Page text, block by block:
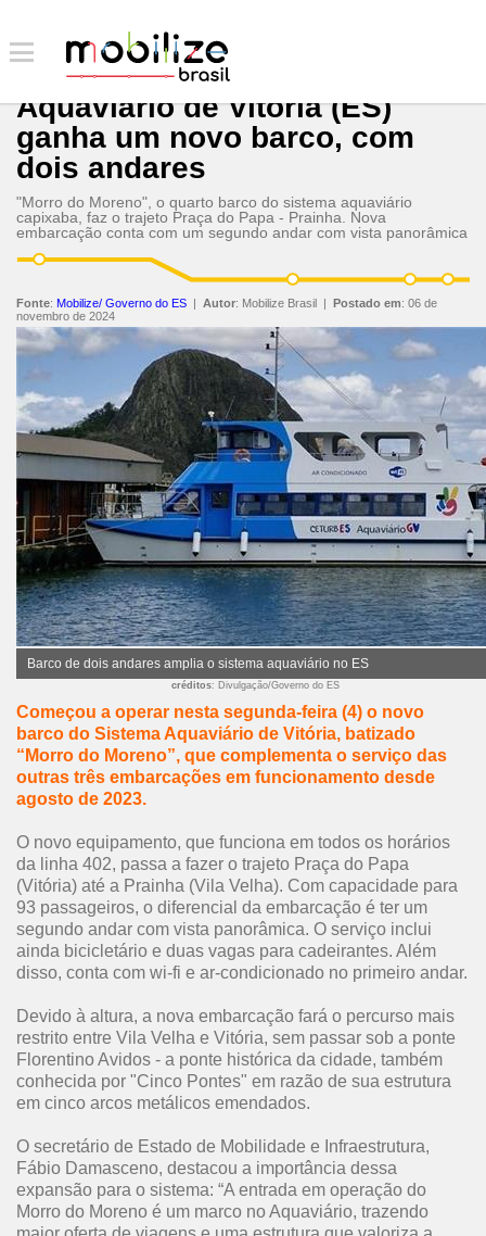
Aquaviário de Vitória (ES)
ganha um novo barco, com
dois andares
"Morro do Moreno", o quarto barco do sistema aquaviário
capixaba, faz o trajeto Praça do Papa - Prainha. Nova
embarcação conta com um segundo andar com vista panorâmica
Fonte: Mobilize/ Governo do ES | Autor: Mobilize Brasil | Postado em: 06 de
novembro de 2024
Barco de dois andares amplia o sistema aquaviário no ES
créditos: Divulgação/Governo do ES
Começou a operar nesta segunda-feira (4) o novo
barco do Sistema Aquaviário de Vitória, batizado
“Morro do Moreno”, que complementa o serviço das
outras três embarcações em funcionamento desde
agosto de 2023.
O novo equipamento, que funciona em todos os horários
da linha 402, passa a fazer o trajeto Praça do Papa
(Vitória) até a Prainha (Vila Velha). Com capacidade para
93 passageiros, o diferencial da embarcação é ter um
segundo andar com vista panorâmica. O serviço inclui
ainda bicicletário e duas vagas para cadeirantes. Além
disso, conta com wi-fi e ar-condicionado no primeiro andar.
Devido à altura, a nova embarcação fará o percurso mais
restrito entre Vila Velha e Vitória, sem passar sob a ponte
Florentino Avidos - a ponte histórica da cidade, também
conhecida por "Cinco Pontes" em razão de sua estrutura
em cinco arcos metálicos emendados.
O secretário de Estado de Mobilidade e Infraestrutura,
Fábio Damasceno, destacou a importância dessa
expansão para o sistema: “A entrada em operação do
Morro do Moreno é um marco no Aquaviário, trazendo